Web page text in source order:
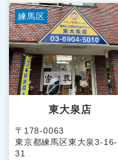
練馬区
東大泉店
〒178-0063
東京都練馬区東大泉3-16-
31